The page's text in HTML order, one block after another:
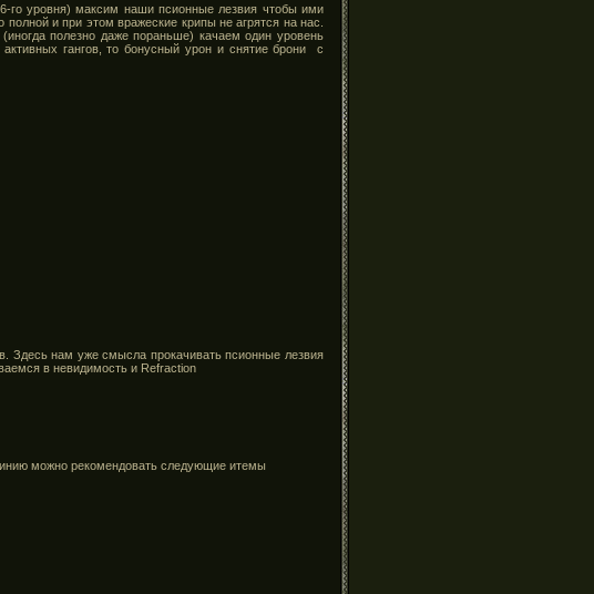
го уровня) максим наши псионные лезвия чтобы ими
и при этом вражеские крипы не агрятся на нас.
полезно даже пораньше) качаем один уровень
гангов, то бонусный урон и снятие брони с
Здесь нам уже смысла прокачивать псионные лезвия
в невидимость и Refraction
можно рекомендовать следующие итемы